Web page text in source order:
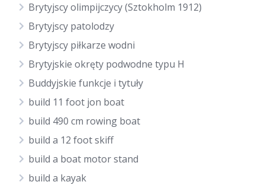
Brytyjscy olimpijczycy (Sztokholm 1912)
Brytyjscy patolodzy
Brytyjscy piłkarze wodni
Brytyjskie okręty podwodne typu H
Buddyjskie funkcje i tytuły
build 11 foot jon boat
build 490 cm rowing boat
build a 12 foot skiff
build a boat motor stand
build a kayak